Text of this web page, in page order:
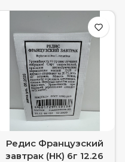
Редис Французский
завтрак (НК) 6г 12.26